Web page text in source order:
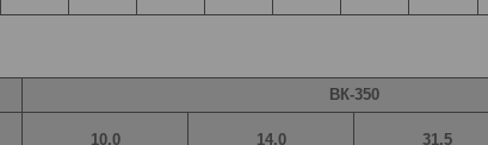
ВК-350
10,0 14,0 31,5